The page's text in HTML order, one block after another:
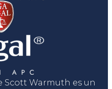
Scott Warmuth es un